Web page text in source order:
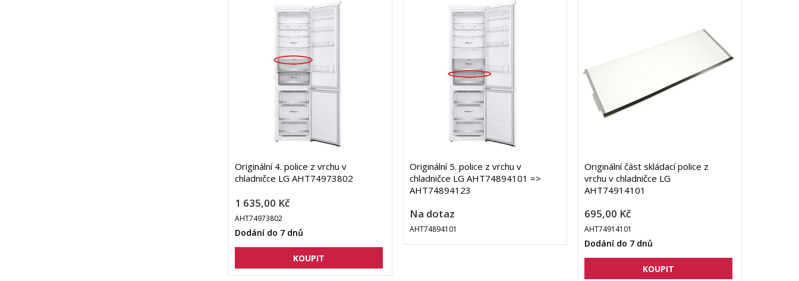
Originální 4. police z vrchu v
chladničce LG AHT74973802
1 635,00 Kč
AHT74973802
Dodání do 7 dnů
Originální 5. police z vrchu v
chladničce LG AHT74894101 =>
AHT74894123
Na dotaz
AHT74894101
Originální část skládací police z
vrchu v chladničce LG
AHT74914101
695,00 Kč
AHT74914101
Dodání do 7 dnů